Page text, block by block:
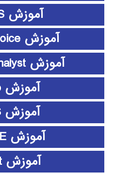
آموزش ETABS
آموزش expert choice
آموزش Frontier Analyst
آموزش github
آموزش HFSS
آموزش HSPICE
آموزش L-Edit